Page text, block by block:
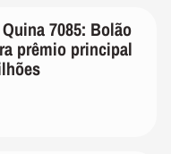
7085: Bolão
prêmio principal